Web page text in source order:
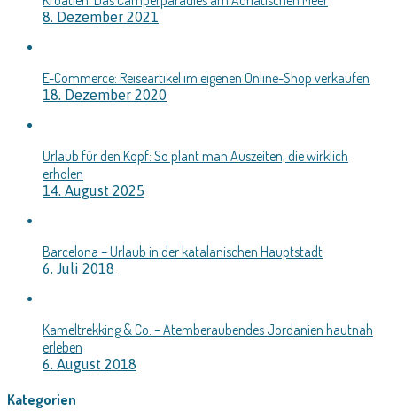
8. Dezember 2021
E-Commerce: Reiseartikel im eigenen Online-Shop verkaufen
18. Dezember 2020
Urlaub für den Kopf: So plant man Auszeiten, die wirklich
erholen
14. August 2025
Barcelona – Urlaub in der katalanischen Hauptstadt
6. Juli 2018
Kameltrekking & Co. – Atemberaubendes Jordanien hautnah
erleben
6. August 2018
Kategorien